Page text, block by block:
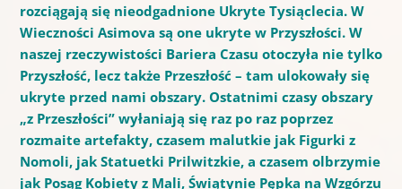
rozciągają się nieodgadnione Ukryte Tysiąclecia. W
Wieczności Asimova są one ukryte w Przyszłości. W
naszej rzeczywistości Bariera Czasu otoczyła nie tylko
Przyszłość, lecz także Przeszłość – tam ulokowały się
ukryte przed nami obszary. Ostatnimi czasy obszary
„z Przeszłości” wyłaniają się raz po raz poprzez
rozmaite artefakty, czasem malutkie jak Figurki z
Nomoli, jak Statuetki Prilwitzkie, a czasem olbrzymie
jak Posąg Kobiety z Mali, Świątynie Pępka na Wzgórzu